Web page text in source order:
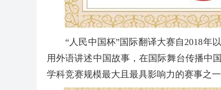
“人民中国杯”国际翻译大赛自2018年
用外语讲述中国故事，在国际舞台传播中
学科竞赛规模最大且最具影响力的赛事之